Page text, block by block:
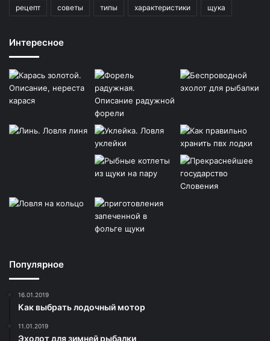
рецепт советы типы характеристики щука
Интересное
Популярное
16.01.2019
Как выбрать лодочный мотор
11.01.2019
Эхолот для зимней рыбалки